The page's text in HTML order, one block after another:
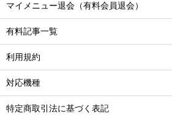
マイメニュー退会（有料会員退会）
有料記事一覧
利用規約
対応機種
特定商取引法に基づく表記